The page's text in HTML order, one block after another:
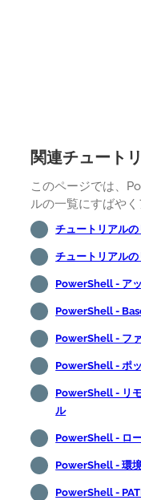
関連チュート
このページでは、
ルの一覧にすばやく
チュートリアル
チュートリアル
PowerShell - ア
PowerShell -
PowerShell - フ
PowerShell - ポ
PowerShell - リ
ル
PowerShell - ロ
PowerShell - 環
PowerShell -